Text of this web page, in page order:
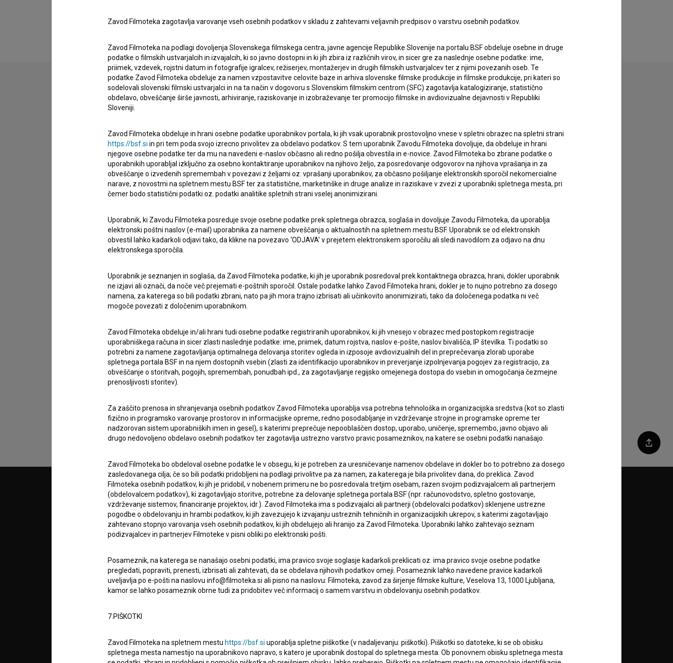
Stik z uredništvom
imam vprašanje
prijavljam napako
želim dodati podatke
Sprejemamsplošne pogojein dajemsoglasjeza zbiranje, hrambo in obdelavo osebnih
podatkov.
Deli
© 2018-2026, Filmoteka,
zavod za širjenje filmske kulture
Tehnična pomoč: podpora@bsf.si
Mednarodna številka ISSN 2670-787X
PARTNERJI
POGOJI UPORABE
O PROJEKTU
STATISTIKA
PRIJAVITE SE NA BSF NOVIČNIK:
PRIJAVA
Sledite nam na:
Zavod Filmoteka zagotavlja varovanje vseh osebnih podatkov v skladu z zahtevami veljavnih predpisov o varstvu osebnih podatkov.
Zavod Filmoteka na podlagi dovoljenja Slovenskega filmskega centra, javne agencije Republike Slovenije na portalu BSF obdeluje osebne in druge
podatke o filmskih ustvarjalcih in izvajalcih, ki so javno dostopni in ki jih zbira iz različnih virov, in sicer gre za naslednje osebne podatke: ime,
priimek, vzdevek, rojstni datum in fotografije igralcev, režiserjev, montažerjev in drugih filmskih ustvarjalcev ter z njimi povezanih oseb. Te
podatke Zavod Filmoteka obdeluje za namen vzpostavitve celovite baze in arhiva slovenske filmske produkcije in filmske produkcije, pri kateri so
sodelovali slovenski filmski ustvarjalci in na ta način v dogovoru s Slovenskim filmskim centrom (SFC) zagotavlja katalogiziranje, statistično
obdelavo, obveščanje širše javnosti, arhiviranje, raziskovanje in izobraževanje ter promocijo filmske in avdiovizualne dejavnosti v Republiki
Sloveniji.
Zavod Filmoteka obdeluje in hrani osebne podatke uporabnikov portala, ki jih vsak uporabnik prostovoljno vnese v spletni obrazec na spletni strani
https://bsf.si in pri tem poda svojo izrecno privolitev za obdelavo podatkov. S tem uporabnik Zavodu Filmoteka dovoljuje, da obdeluje in hrani
njegove osebne podatke ter da mu na navedeni e-naslov občasno ali redno pošilja obvestila in e-novice. Zavod Filmoteka bo zbrane podatke o
uporabnikih uporabljal izključno za osebno kontaktiranje uporabnikov na njihovo željo, za posredovanje odgovorov na njihova vprašanja in za
obveščanje o izvedenih spremembah v povezavi z željami oz. vprašanji uporabnikov, za občasno pošiljanje elektronskih sporočil nekomercialne
narave, z novostmi na spletnem mestu BSF ter za statistične, marketinške in druge analize in raziskave v zvezi z uporabniki spletnega mesta, pri
čemer bodo statistični podatki oz. podatki analitike spletnih strani vselej anonimizirani.
Uporabnik, ki Zavodu Filmoteka posreduje svoje osebne podatke prek spletnega obrazca, soglaša in dovoljuje Zavodu Filmoteka, da uporablja
elektronski poštni naslov (e-mail) uporabnika za namene obveščanja o aktualnostih na spletnem mestu BSF. Uporabnik se od elektronskih
obvestil lahko kadarkoli odjavi tako, da klikne na povezavo ‘ODJAVA’ v prejetem elektronskem sporočilu ali sledi navodilom za odjavo na dnu
elektronskega sporočila.
Uporabnik je seznanjen in soglaša, da Zavod Filmoteka podatke, ki jih je uporabnik posredoval prek kontaktnega obrazca, hrani, dokler uporabnik
ne izjavi ali označi, da noče več prejemati e-poštnih sporočil. Ostale podatke lahko Zavod Filmoteka hrani, dokler je to nujno potrebno za dosego
namena, za katerega so bili podatki zbrani, nato pa jih mora trajno izbrisati ali učinkovito anonimizirati, tako da določenega podatka ni več
mogoče povezati z določenim uporabnikom.
Zavod Filmoteka obdeluje in/ali hrani tudi osebne podatke registriranih uporabnikov, ki jih vnesejo v obrazec med postopkom registracije
uporabniškega računa in sicer zlasti naslednje podatke: ime, priimek, datum rojstva, naslov e-pošte, naslov bivališča, IP številka. Ti podatki so
potrebni za namene zagotavljanja optimalnega delovanja storitev ogleda in izposoje avdiovizualnih del in preprečevanja zlorab uporabe
spletnega portala BSF in na njem dostopnih vsebin (zlasti za identifikacijo uporabnikov in preverjanje izpolnjevanja pogojev za registracijo, za
obveščanje o storitvah, pogojih, spremembah, ponudbah ipd., za zagotavljanje regijsko omejenega dostopa do vsebin in omogočanja čezmejne
prenosljivosti storitev).
Za zaščito prenosa in shranjevanja osebnih podatkov Zavod Filmoteka uporablja vsa potrebna tehnološka in organizacijska sredstva (kot so zlasti
fizično in programsko varovanje prostorov in informacijske opreme, redno posodabljanje in vzdrževanje strojne in programske opreme ter
nadzorovan sistem uporabniških imen in gesel), s katerimi preprečuje nepooblaščen dostop, uporabo, uničenje, spremembo, javno objavo ali
drugo nedovoljeno obdelavo osebnih podatkov ter zagotavlja ustrezno varstvo pravic posameznikov, na katere se osebni podatki nanašajo.
Zavod Filmoteka bo obdeloval osebne podatke le v obsegu, ki je potreben za uresničevanje namenov obdelave in dokler bo to potrebno za dosego
zasledovanega cilja; če so bili podatki pridobljeni na podlagi privolitve pa za namen, za katerega je bila privolitev dana, do preklica. Zavod
Filmoteka osebnih podatkov, ki jih je pridobil, v nobenem primeru ne bo posredovala tretjim osebam, razen svojim podizvajalcem ali partnerjem
(obdelovalcem podatkov), ki zagotavljajo storitve, potrebne za delovanje spletnega portala BSF (npr. računovodstvo, spletno gostovanje,
vzdrževanje sistemov, financiranje projektov, idr.). Zavod Filmoteka ima s podizvajalci ali partnerji (obdelovalci podatkov) sklenjene ustrezne
pogodbe o obdelovanju in hrambi podatkov, ki jih zavezujejo k izvajanju ustreznih tehničnih in organizacijskih ukrepov, s katerimi zagotavljajo
zahtevano stopnjo varovanja vseh osebnih podatkov, ki jih obdelujejo ali hranijo za Zavod Filmoteka. Uporabniki lahko zahtevajo seznam
podizvajalcev in partnerjev Filmoteke v pisni obliki po elektronski pošti.
Posameznik, na katerega se nanašajo osebni podatki, ima pravico svoje soglasje kadarkoli preklicati oz. ima pravico svoje osebne podatke
pregledati, popraviti, prenesti, izbrisati ali zahtevati, da se obdelava njihovih podatkov omeji. Posameznik lahko navedene pravice kadarkoli
uveljavlja po e-pošti na naslovu info@filmoteka.si ali pisno na naslovu: Filmoteka, zavod za širjenje filmske kulture, Veselova 13, 1000 Ljubljana,
kamor se lahko posameznik obrne tudi za pridobitev več informacij o samem varstvu in obdelovanju osebnih podatkov.
7.PIŠKOTKI
Zavod Filmoteka na spletnem mestu https://bsf.si uporablja spletne piškotke (v nadaljevanju: piškotki). Piškotki so datoteke, ki se ob obisku
spletnega mesta namestijo na uporabnikovo napravo, s katero je uporabnik dostopal do spletnega mesta. Ob ponovnem obisku spletnega mesta